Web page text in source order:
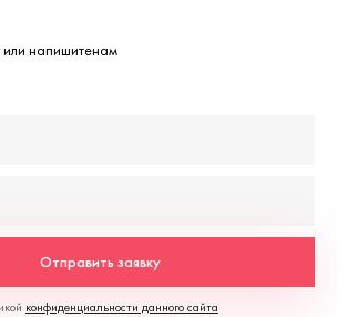
или напишитенам
Отправить заявку
конфиденциальности данного сайта